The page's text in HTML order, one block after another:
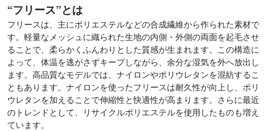
“フリース”とは
フリースは、主にポリエステルなどの合成繊維から作られた素材で
す。軽量なメッシュに織られた生地の内側・外側の両面を起毛させ
ることで、柔らかくふんわりとした質感が生まれます。この構造に
よって、体温を逃がさずキープしながら、余分な湿気を外へ放出し
ます。高品質なモデルでは、ナイロンやポリウレタンを混紡するこ
ともあります。ナイロンを使ったフリースは耐久性が向上し、ポリ
ウレタンを加えることで伸縮性と快適性が高まります。さらに最近
のトレンドとして、リサイクルポリエステルを使用したものも増え
ています。